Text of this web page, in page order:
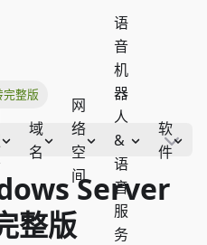
域
名
网
络
空
间
语
音
机
器
人
&
语
音
服
务
软
件
整版
Server
整版